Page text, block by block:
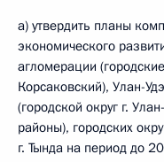
а) утвердить планы
экономического
агломерации
Корсаковский), Улан-
(городской округ г.
районы), городских
г. Тында на период до